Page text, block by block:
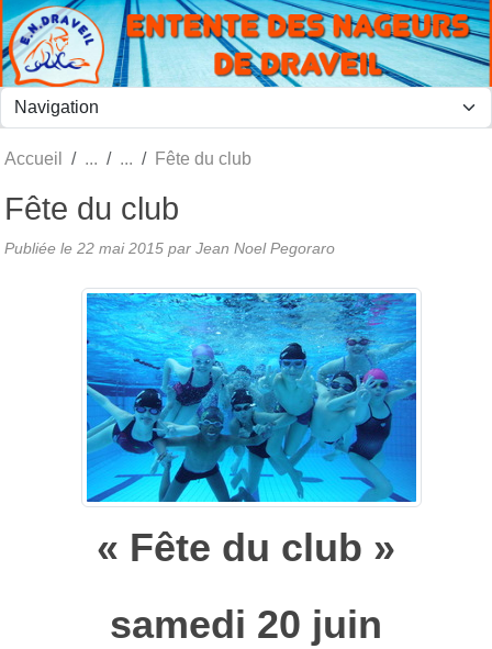
Accueil Fête du club
Fête du club
Publiée le 22 mai 2015 par Jean Noel Pegoraro
« Fête du club »
samedi 20 juin
Panneau de gestion des cookies